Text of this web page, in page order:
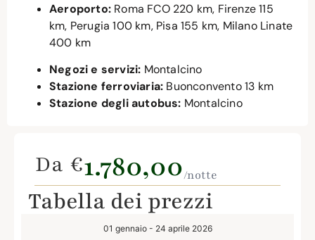
Aeroporto: Roma FCO 220 km, Firenze 115
km, Perugia 100 km, Pisa 155 km, Milano Linate
400 km
Negozi e servizi: Montalcino
Stazione ferroviaria: Buonconvento 13 km
Stazione degli autobus: Montalcino
Da €1.780,00/notte
Tabella dei prezzi
01 gennaio - 24 aprile 2026